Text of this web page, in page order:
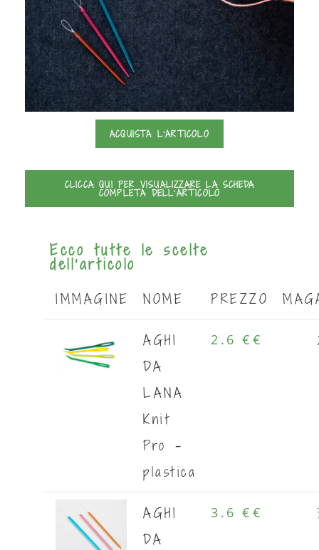
ACQUISTA L'ARTICOLO
CLICCA QUI PER VISUALIZZARE LA SCHEDA
COMPLETA DELL'ARTICOLO
Ecco tutte le scelte
dell'articolo
IMMAGINE NOME PREZZO
AGHI
DA
LANA
Knit
Pro -
plastica
2.6 € €
AGHI
DA
3.6 € €